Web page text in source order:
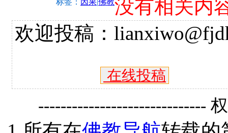
没有相关内
欢迎投稿：
在线投稿
------------------------------